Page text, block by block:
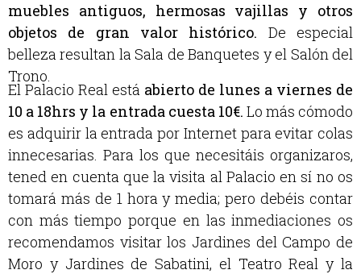
muebles antiguos, hermosas vajillas y otros
objetos de gran valor histórico. De especial
belleza resultan la Sala de Banquetes y el Salón del
Trono.
El Palacio Real está abierto de lunes a viernes de
10 a 18hrs y la entrada cuesta 10€. Lo más cómodo
es adquirir la entrada por Internet para evitar colas
innecesarias. Para los que necesitáis organizaros,
tened en cuenta que la visita al Palacio en sí no os
tomará más de 1 hora y media; pero debéis contar
con más tiempo porque en las inmediaciones os
recomendamos visitar los Jardines del Campo de
Moro y Jardines de Sabatini, el Teatro Real y la